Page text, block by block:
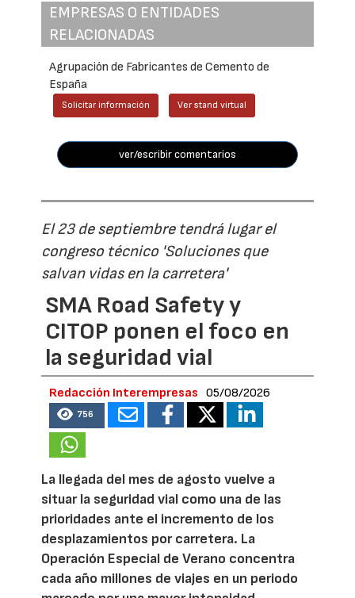
EMPRESAS O ENTIDADES
RELACIONADAS
Agrupación de Fabricantes de Cemento de
España
Solicitar información Ver stand virtual
ver/escribir comentarios
El 23 de septiembre tendrá lugar el
congreso técnico 'Soluciones que
salvan vidas en la carretera'
SMA Road Safety y
CITOP ponen el foco en
la seguridad vial
Redacción Interempresas 05/08/2026
756
La llegada del mes de agosto vuelve a
situar la seguridad vial como una de las
prioridades ante el incremento de los
desplazamientos por carretera. La
Operación Especial de Verano concentra
cada año millones de viajes en un periodo